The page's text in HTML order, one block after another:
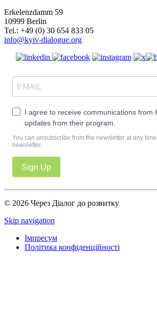
Erkelenzdamm 59
10999 Berlin
Теl.: +49 (0) 30 654 833 05
info@kyiv-dialogue.org
I agree to receive communications from
updates from their program.
You can unsubscribe from the newsletter at any
newsletter.
Sign Up
© 2026 Через Діалог до розвитку
Skip navigation
Імпресум
Політика конфіденційності